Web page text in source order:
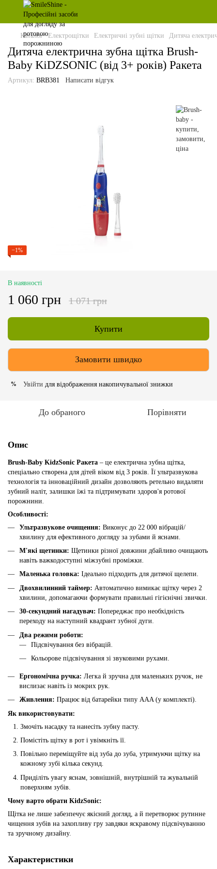
Каталог Електрощітки Електричні зубні щітки Дитяча
Дитяча електрична зубна щітка Brush-
Baby KiDZSONIC (від 3+ років) Ракета
Артикул: BRB381 Написати відгук
−1%
В наявності
1 060 грн 1 071 грн
Купити
Замовити швидко
% Увійти для відображення накопичувальної знижки
До обраного Порівняти
Опис
Brush-Baby KidzSonic Ракета – це електрична зубна щітка,
спеціально створена для дітей віком від 3 років. Її ультразвукова
технологія та інноваційний дизайн дозволяють ретельно видаляти
зубний наліт, залишки їжі та підтримувати здоров'я ротової
порожнини.
Особливості:
Ультразвукове очищення: Виконує до 22 000 вібрацій/
хвилину для ефективного догляду за зубами й яснами.
М'які щетинки: Щетинки різної довжини дбайливо очищають
навіть важкодоступні міжзубні проміжки.
Маленька головка: Ідеально підходить для дитячої щелепи.
Двохвилинний таймер: Автоматично вимикає щітку через 2
хвилини, допомагаючи формувати правильні гігієнічні звички.
30-секундний нагадувач: Попереджає про необхідність
переходу на наступний квадрант зубної дуги.
Два режими роботи:
Підсвічування без вібрацій.
Кольорове підсвічування зі звуковими рухами.
Ергономічна ручка: Легка й зручна для маленьких ручок, не
вислизає навіть із мокрих рук.
Живлення: Працює від батарейки типу AAA (у комплекті).
Як використовувати:
Змочіть насадку та нанесіть зубну пасту.
Помістіть щітку в рот і увімкніть її.
Повільно переміщуйте від зуба до зуба, утримуючи щітку на
кожному зубі кілька секунд.
Приділіть увагу яснам, зовнішній, внутрішній та жувальній
поверхням зубів.
Чому варто обрати KidzSonic:
Щітка не лише забезпечує якісний догляд, а й перетворює рутинне
чищення зубів на захопливу гру завдяки яскравому підсвічуванню
та зручному дизайну.
Характеристики